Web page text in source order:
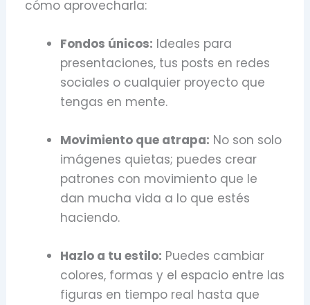
cómo aprovecharla:
Fondos únicos: Ideales para
presentaciones, tus posts en redes
sociales o cualquier proyecto que
tengas en mente.
Movimiento que atrapa: No son solo
imágenes quietas; puedes crear
patrones con movimiento que le
dan mucha vida a lo que estés
haciendo.
Hazlo a tu estilo: Puedes cambiar
colores, formas y el espacio entre las
figuras en tiempo real hasta que